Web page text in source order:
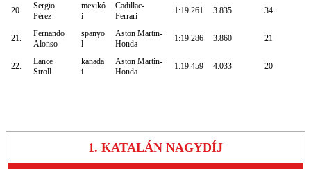
20.
Sergio
Pérez
mexikó
i
Cadillac-
Ferrari
1:19.261 3.835 34
21.
Fernando
Alonso
spanyo
l
Aston Martin-
Honda
1:19.286 3.860 21
22.
Lance
Stroll
kanada
i
Aston Martin-
Honda
1:19.459 4.033 20
1. KATALÁN NAGYDÍJ